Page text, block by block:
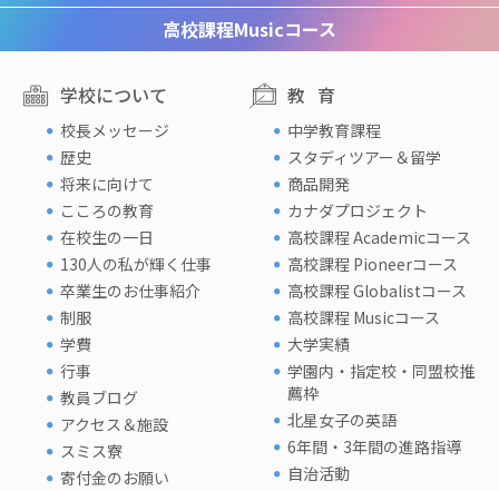
高校課程Musicコース
学校について
校長メッセージ
歴史
将来に向けて
こころの教育
在校生の一日
130人の私が輝く仕事
卒業生のお仕事紹介
制服
学費
行事
教員ブログ
アクセス＆施設
スミス寮
寄付金のお願い
教育
中学教育課程
スタディツアー＆留学
商品開発
カナダプロジェクト
高校課程 Academicコース
高校課程 Pioneerコース
高校課程 Globalistコース
高校課程 Musicコース
大学実績
学園内・指定校・同盟校推
薦枠
北星女子の英語
6年間・3年間の進路指導
自治活動